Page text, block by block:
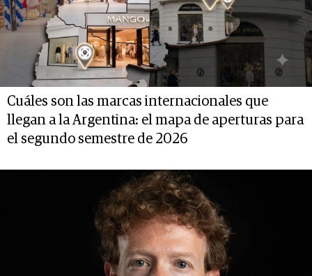
Cuáles son las marcas internacionales que
llegan a la Argentina: el mapa de aperturas para
el segundo semestre de 2026